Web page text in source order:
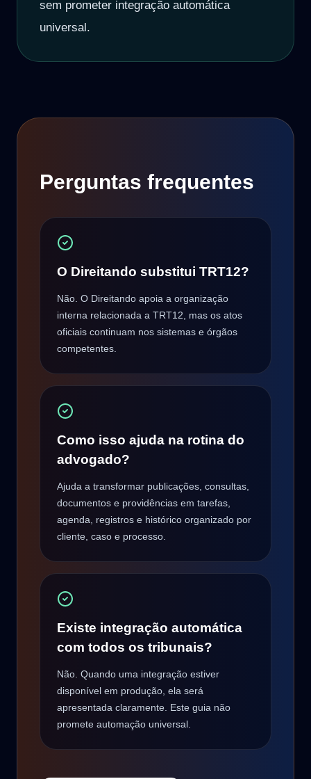
sem prometer integração automática
universal.
Perguntas frequentes
O Direitando substitui TRT12?
Não. O Direitando apoia a organização
interna relacionada a TRT12, mas os atos
oficiais continuam nos sistemas e órgãos
competentes.
Como isso ajuda na rotina do
advogado?
Ajuda a transformar publicações, consultas,
documentos e providências em tarefas,
agenda, registros e histórico organizado por
cliente, caso e processo.
Existe integração automática
com todos os tribunais?
Não. Quando uma integração estiver
disponível em produção, ela será
apresentada claramente. Este guia não
promete automação universal.